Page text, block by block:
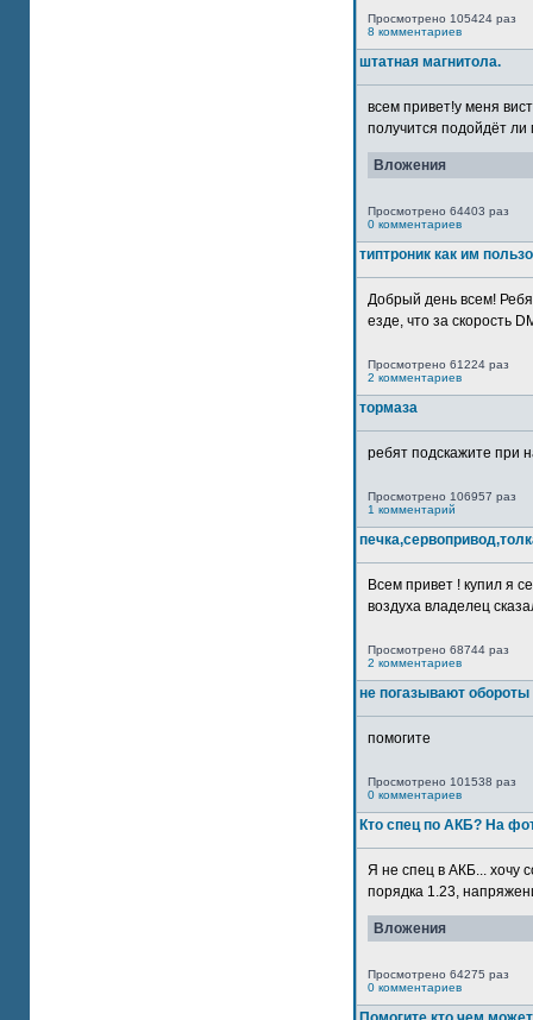
Просмотрено 105424 раз
8 комментариев
штатная магнитола.
всем привет!у меня
получится подойдёт ли
Вложения
Просмотрено 64403 раз
0 комментариев
типтроник как им
Добрый день всем!
езде, что за скорость
Просмотрено 61224 раз
2 комментариев
тормаза
ребят подскажите при
Просмотрено 106957 раз
1 комментарий
Всем привет ! купил я
воздуха владелец
Просмотрено 68744 раз
2 комментариев
не погазывают обороты
помогите
Просмотрено 101538 раз
0 комментариев
Кто спец по АКБ? На
Я не спец в АКБ... хочу
порядка 1.23,
Вложения
Просмотрено 64275 раз
0 комментариев